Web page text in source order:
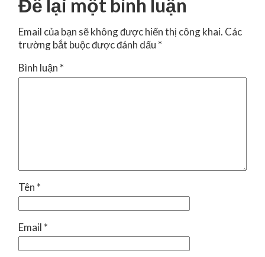
Để lại một bình luận
Email của bạn sẽ không được hiển thị công khai. Các
trường bắt buộc được đánh dấu *
Bình luận *
Tên *
Email *